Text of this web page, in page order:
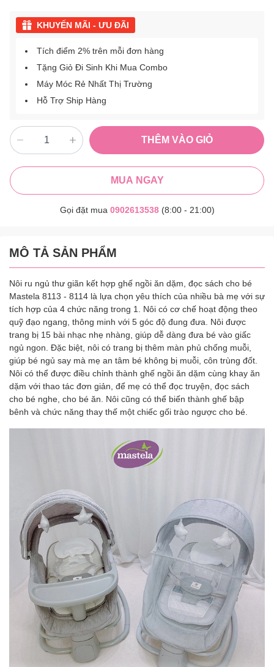
KHUYẾN MÃI - ƯU ĐÃI
Tích điểm 2% trên mỗi đơn hàng
Tặng Giỏ Đi Sinh Khi Mua Combo
Máy Móc Rẻ Nhất Thị Trường
Hỗ Trợ Ship Hàng
THÊM VÀO GIỎ
MUA NGAY
Gọi đặt mua 0902613538(8:00 - 21:00)
MÔ TẢ SẢN PHẨM
Nôi ru ngủ thư giãn kết hợp ghế ngồi ăn dặm, đọc sách cho bé
Mastela 8113 - 8114 là lựa chọn yêu thích của nhiều bà mẹ với sự
tích hợp của 4 chức năng trong 1. Nôi có cơ chế hoạt động theo
quỹ đạo ngang, thông minh với 5 góc độ đung đưa. Nôi được
trang bị 15 bài nhạc nhẹ nhàng, giúp dễ dàng đưa bé vào giấc
ngủ ngon. Đặc biệt, nôi có trang bị thêm màn phủ chống muỗi,
giúp bé ngủ say mà mẹ an tâm bé không bị muỗi, côn trùng đốt.
Nôi có thể được điều chỉnh thành ghế ngồi ăn dặm cùng khay ăn
dặm với thao tác đơn giản, để mẹ có thể đọc truyện, đọc sách
cho bé nghe, cho bé ăn. Nôi cũng có thể biến thành ghế bập
bênh và chức năng thay thế một chiếc gối trào ngược cho bé.